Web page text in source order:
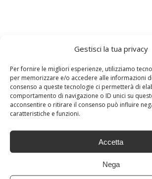
Gestisci la tua privacy
Per fornire le migliori esperienze, utilizziamo
per memorizzare e/o accedere alle informazioni
consenso a queste tecnologie ci permetterà di
comportamento di navigazione o ID unici su
acconsentire o ritirare il consenso può influire
caratteristiche e funzioni.
Accetta
Nega
TROMBOSI VENE VENE
PRECEDENTE
Dì addio alle occhiaie: e
maschera alla fragola
Segnali che consumi troppo zucchero, il tuo
una bomba a